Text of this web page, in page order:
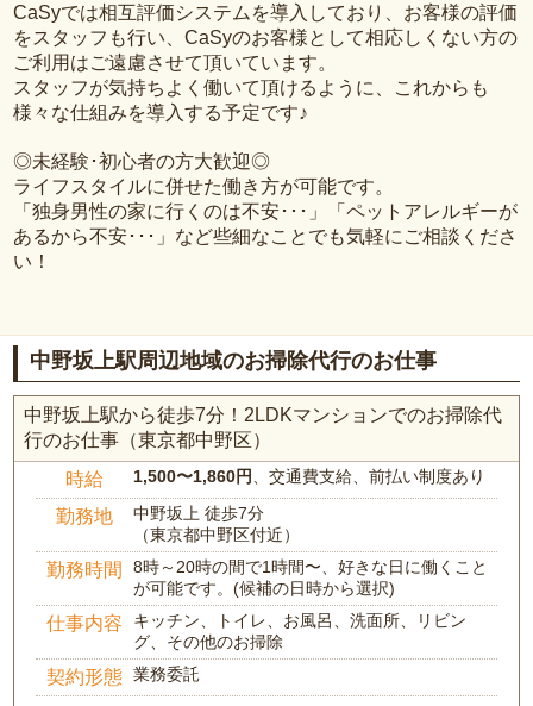
CaSyでは相互評価システムを導入しており、お客様の評価
をスタッフも行い、CaSyのお客様として相応しくない方の
ご利用はご遠慮させて頂いています。
スタッフが気持ちよく働いて頂けるように、これからも
様々な仕組みを導入する予定です♪
◎未経験･初心者の方大歓迎◎
ライフスタイルに併せた働き方が可能です。
「独身男性の家に行くのは不安･･･」「ペットアレルギーが
あるから不安･･･」など些細なことでも気軽にご相談くださ
い！
中野坂上駅周辺地域のお掃除代行のお仕事
中野坂上駅から徒歩7分！2LDKマンションでのお掃除代
行のお仕事（東京都中野区）
時給 1,500〜1,860円、交通費支給、前払い制度あり
勤務地
中野坂上 徒歩7分
（東京都中野区付近）
勤務時間
8時～20時の間で1時間〜、好きな日に働くこと
が可能です。(候補の日時から選択)
仕事内容
キッチン、トイレ、お風呂、洗面所、リビン
グ、その他のお掃除
契約形態 業務委託